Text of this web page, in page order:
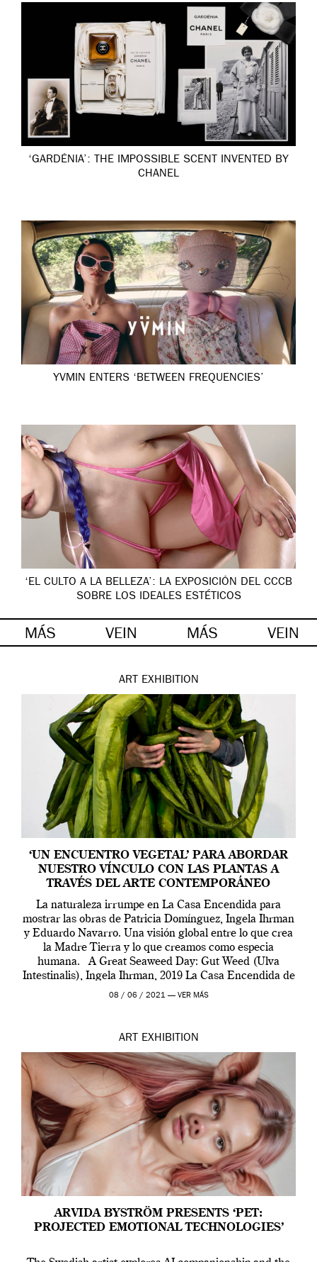
‘GARDÉNIA’: THE IMPOSSIBLE SCENT INVENTED BY
CHANEL
YVMIN ENTERS ‘BETWEEN FREQUENCIES’
‘EL CULTO A LA BELLEZA’: LA EXPOSICIÓN DEL CCCB
SOBRE LOS IDEALES ESTÉTICOS
MÁS VEIN MÁS VEIN
ART EXHIBITION
‘UN ENCUENTRO VEGETAL’ PARA ABORDAR
NUESTRO VÍNCULO CON LAS PLANTAS A
TRAVÉS DEL ARTE CONTEMPORÁNEO
La naturaleza irrumpe en La Casa Encendida para
mostrar las obras de Patricia Domínguez, Ingela Ihrman
y Eduardo Navarro. Una visión global entre lo que crea
la Madre Tierra y lo que creamos como especia
humana. A Great Seaweed Day: Gut Weed (Ulva
Intestinalis), Ingela Ihrman, 2019 La Casa Encendida de
Madrid y la Wellcome […]
08 / 06 / 2021 — VER MÁS
ART EXHIBITION
ARVIDA BYSTRÖM PRESENTS ‘PET:
PROJECTED EMOTIONAL TECHNOLOGIES’